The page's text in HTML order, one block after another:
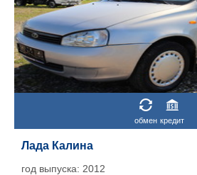
обмен кредит
Лада Калина
год выпуска: 2012